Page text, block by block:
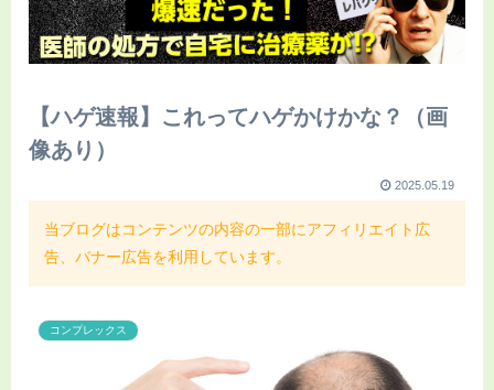
【ハゲ速報】これってハゲかけかな？（画
像あり）
2025.05.19
当ブログはコンテンツの内容の一部にアフィリエイト広
告、バナー広告を利用しています。
コンプレックス